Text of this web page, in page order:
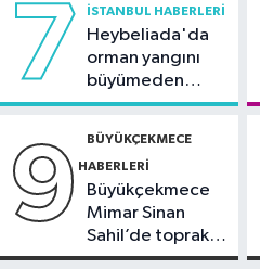
7 İSTANBUL HABERLERI
Heybeliada'da
orman yangını
büyümeden
söndürüldü
9 BÜYÜKÇEKMECE
HABERLERI
Büyükçekmece
Mimar Sinan
Sahil’de toprak
kayması